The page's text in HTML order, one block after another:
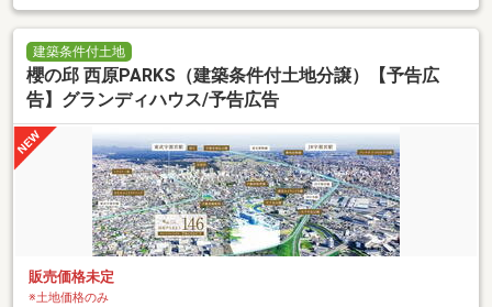
建築条件付土地
櫻の邱 西原PARKS（建築条件付土地分譲）【予告広
告】グランディハウス/予告広告
販売価格未定
※土地価格のみ